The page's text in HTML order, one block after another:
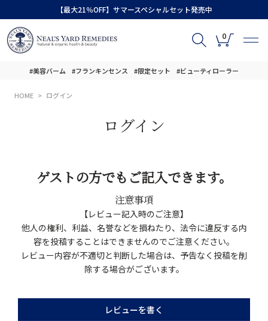
【最大21％OFF】サマースペシャルセット発売中
0
#美容バーム #フランキンセンス #限定セット #ビューティローラー
HOME ログイン
ログイン
ゲストの方でもご記入できます。
注意事項
【レビュー記入時のご注意】
他人の権利、利益、名誉などを損ねたり、法令に違反する内
容を投稿することはできませんのでご注意ください。
レビュー内容が不適切と判断した場合は、予告なく投稿を削
除する場合がございます。
レビューを書く